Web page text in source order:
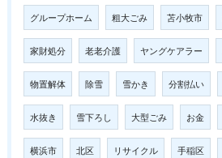
グループホーム 粗大ごみ 苫小牧市
家財処分 老老介護 ヤングケアラー
物置解体 除雪 雪かき 分割払い
水抜き 雪下ろし 大型ごみ お金
横浜市 北区 リサイクル 手稲区